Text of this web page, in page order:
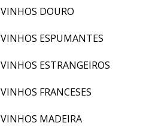
VINHOS DOURO
VINHOS ESPUMANTES
VINHOS ESTRANGEIROS
VINHOS FRANCESES
VINHOS MADEIRA